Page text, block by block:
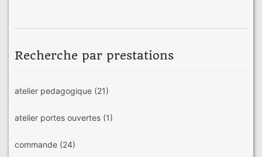
Recherche par prestations
atelier pedagogique (21)
atelier portes ouvertes (1)
commande (24)